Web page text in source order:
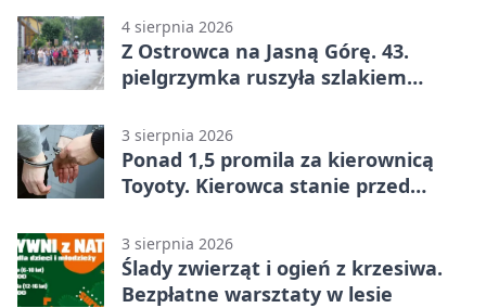
4 sierpnia 2026
Z Ostrowca na Jasną Górę. 43.
pielgrzymka ruszyła szlakiem
3 sierpnia 2026
Ponad 1,5 promila za kierownicą
Toyoty. Kierowca stanie przed
3 sierpnia 2026
Ślady zwierząt i ogień z krzesiwa.
Bezpłatne warsztaty w lesie